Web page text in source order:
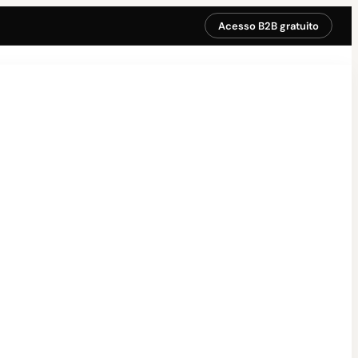
Acesso B2B gratuito